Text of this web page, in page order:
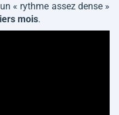
« rythme assez dense »
mois.